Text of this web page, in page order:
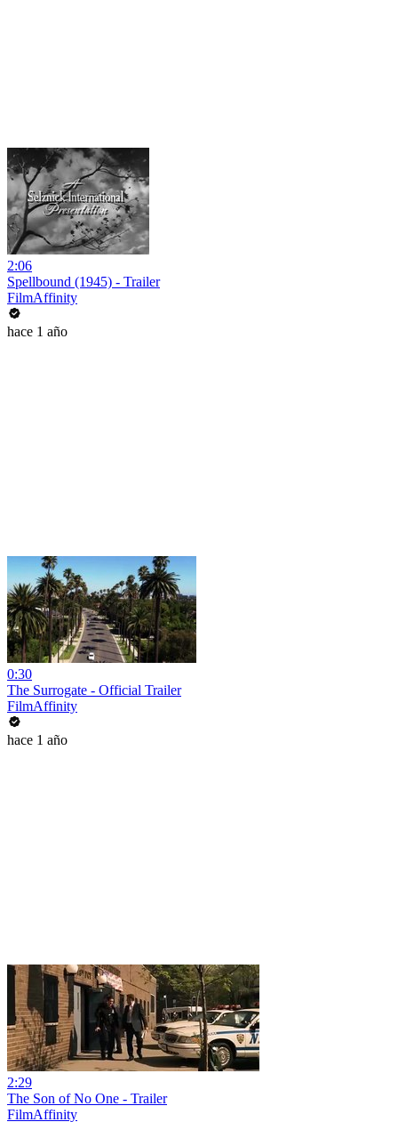
2:06
Spellbound (1945) - Trailer
FilmAffinity
hace 1 año
0:30
The Surrogate - Official Trailer
FilmAffinity
hace 1 año
2:29
The Son of No One - Trailer
FilmAffinity